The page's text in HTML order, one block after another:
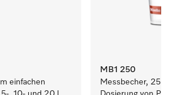
einfachen
MB1 250
Messbecher, 250